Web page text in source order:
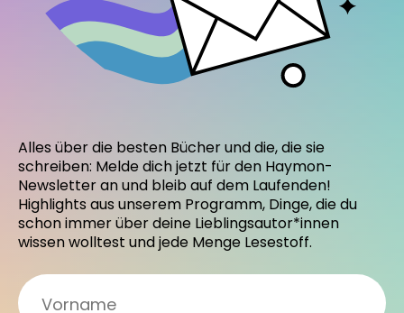
Alles über die besten Bücher und die, die sie
schreiben: Melde dich jetzt für den Haymon-
Newsletter an und bleib auf dem Laufenden!
Highlights aus unserem Programm, Dinge, die du
schon immer über deine Lieblingsautor*innen
wissen wolltest und jede Menge Lesestoff.